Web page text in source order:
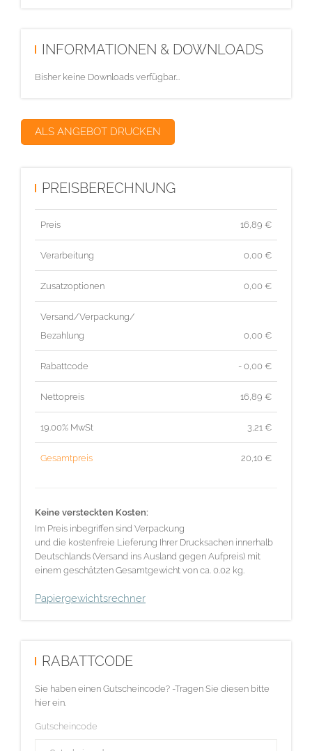
INFORMATIONEN & DOWNLOADS
Bisher keine Downloads verfügbar...
ALS ANGEBOT DRUCKEN
PREISBERECHNUNG
Preis 16,89 €
Verarbeitung 0,00 €
Zusatzoptionen 0,00 €
Versand/Verpackung/
Bezahlung
0,00 €
Rabattcode - 0,00 €
Nettopreis 16,89 €
19.00% MwSt 3,21 €
Gesamtpreis 20,10 €
Keine versteckten Kosten:
Im Preis inbegriffen sind Verpackung
und die kostenfreie Lieferung Ihrer Drucksachen innerhalb
Deutschlands (Versand ins Ausland gegen Aufpreis) mit
einem geschätzten Gesamtgewicht von ca. 0.02 kg.
Papiergewichtsrechner
RABATTCODE
Sie haben einen Gutscheincode? -Tragen Sie diesen bitte
hier ein.
Gutscheincode